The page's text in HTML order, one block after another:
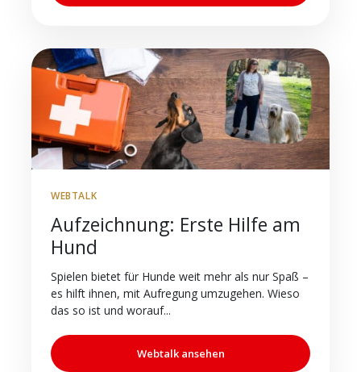
WEBTALK
Aufzeichnung: Erste Hilfe am
Hund
Spielen bietet für Hunde weit mehr als nur Spaß –
es hilft ihnen, mit Aufregung umzugehen. Wieso
das so ist und worauf...
Webtalk ansehen